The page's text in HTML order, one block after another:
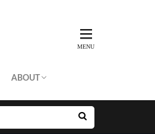
ABOUT